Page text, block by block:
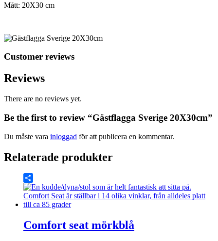
Mått: 20X30 cm
Customer reviews
Reviews
There are no reviews yet.
Be the first to review “Gästflagga Sverige 20X30cm”
Du måste vara inloggad för att publicera en kommentar.
Relaterade produkter
Share
Comfort seat mörkblå